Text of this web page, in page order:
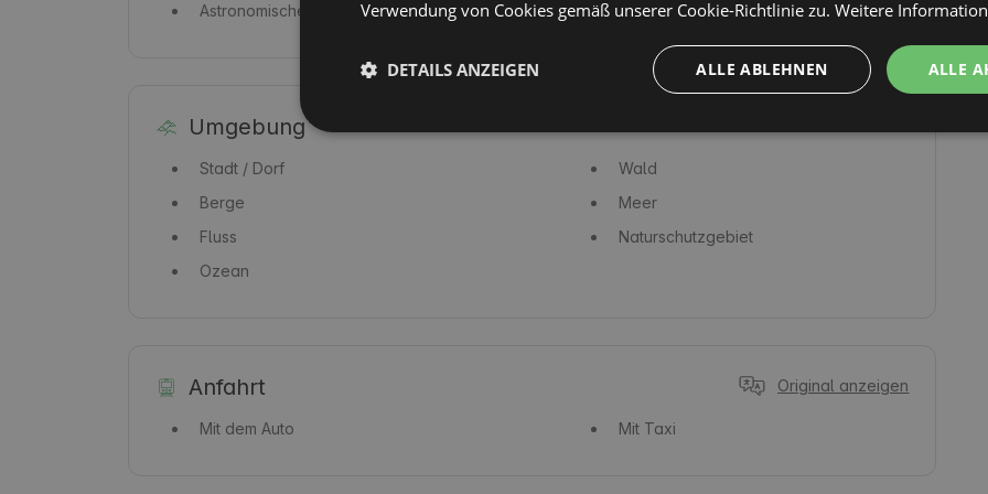
Astronomische Beobachtungen
Umgebung
Stadt / Dorf
Wald
Berge
Meer
Fluss
Naturschutzgebiet
Ozean
Anfahrt Original anzeigen
Mit dem Auto Mit Taxi
Verwendung von Cookies gemäß unserer Cookie-Richtlinie zu. Weitere
ALLE
ALLE ABLEHNEN
DETAILS ANZEIGEN